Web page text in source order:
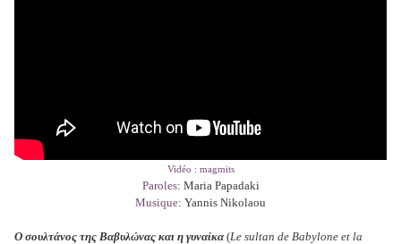
Vidéo : magmits
Paroles: Maria Papadaki
Musique: Yannis Nikolaou
Ο σουλτάνος της Βαβυλώνας και η γυναίκα(Le sultan de Babylone et la